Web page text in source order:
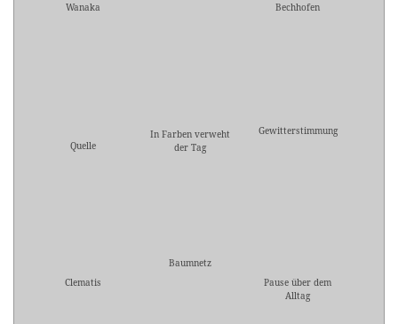
Wanaka
Bechhofen
Quelle
In Farben verweht
der Tag
Gewitterstimmung
Clematis
Baumnetz
Pause über dem
Alltag